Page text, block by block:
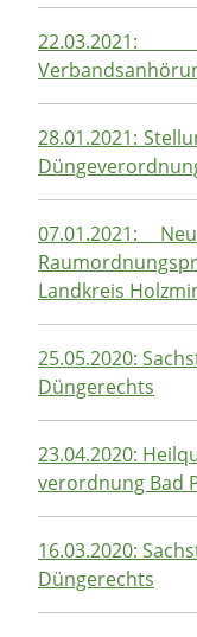
28.01.2021:
07.01.2021:
Landkreis
25.05.2020:
Düngerechts
23.04.2020:
verordnung Bad
16.03.2020:
Düngerechts